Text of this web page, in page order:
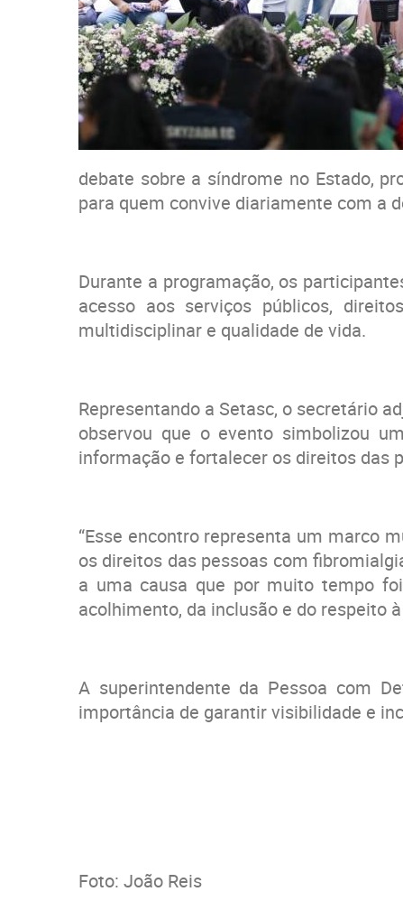
debate sobre a síndrome no Estado,
para quem convive diariamente com a
Durante a programação, os
acesso aos serviços públicos,
multidisciplinar e qualidade de vida.
Representando a Setasc, o secretário
observou que o evento simbolizou
informação e fortalecer os direitos das
“Esse encontro representa um marco
os direitos das pessoas com
a uma causa que por muito tempo
acolhimento, da inclusão e do respeito
A superintendente da Pessoa com
importância de garantir visibilidade e
Foto: João Reis